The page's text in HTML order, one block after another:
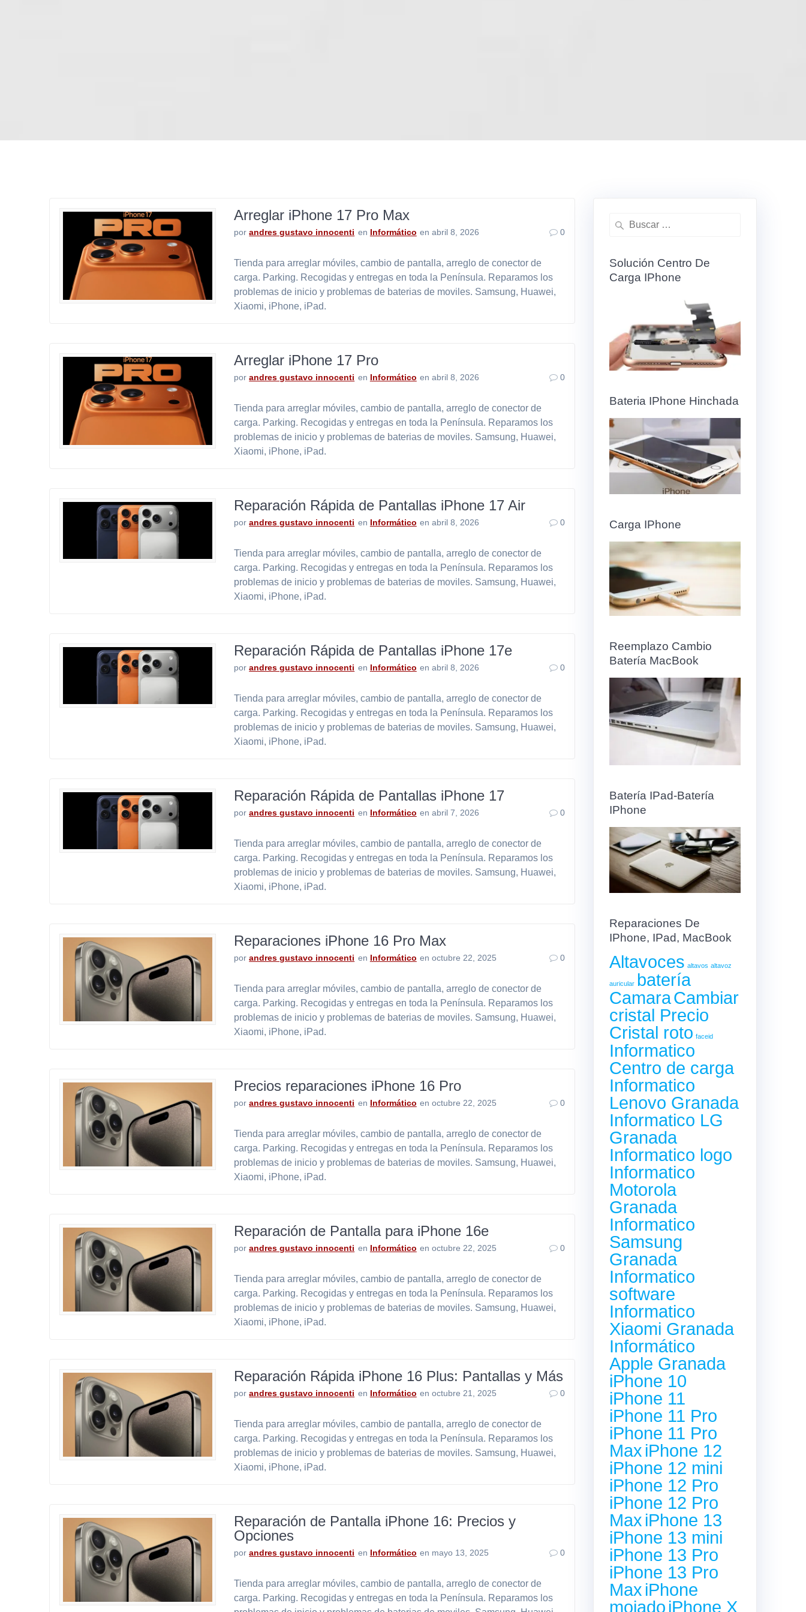
Arreglar iPhone 17 Pro Max
porandres gustavo innocenti en Informático en abril 8, 2026 0
Tienda para arreglar móviles, cambio de pantalla, arreglo de conector de
carga. Parking. Recogidas y entregas en toda la Península. Reparamos los
problemas de inicio y problemas de baterias de moviles. Samsung, Huawei,
Xiaomi, iPhone, iPad.
Arreglar iPhone 17 Pro
porandres gustavo innocenti en Informático en abril 8, 2026 0
Tienda para arreglar móviles, cambio de pantalla, arreglo de conector de
carga. Parking. Recogidas y entregas en toda la Península. Reparamos los
problemas de inicio y problemas de baterias de moviles. Samsung, Huawei,
Xiaomi, iPhone, iPad.
Reparación Rápida de Pantallas iPhone 17 Air
porandres gustavo innocenti en Informático en abril 8, 2026 0
Tienda para arreglar móviles, cambio de pantalla, arreglo de conector de
carga. Parking. Recogidas y entregas en toda la Península. Reparamos los
problemas de inicio y problemas de baterias de moviles. Samsung, Huawei,
Xiaomi, iPhone, iPad.
Reparación Rápida de Pantallas iPhone 17e
porandres gustavo innocenti en Informático en abril 8, 2026 0
Tienda para arreglar móviles, cambio de pantalla, arreglo de conector de
carga. Parking. Recogidas y entregas en toda la Península. Reparamos los
problemas de inicio y problemas de baterias de moviles. Samsung, Huawei,
Xiaomi, iPhone, iPad.
Reparación Rápida de Pantallas iPhone 17
porandres gustavo innocenti en Informático en abril 7, 2026 0
Tienda para arreglar móviles, cambio de pantalla, arreglo de conector de
carga. Parking. Recogidas y entregas en toda la Península. Reparamos los
problemas de inicio y problemas de baterias de moviles. Samsung, Huawei,
Xiaomi, iPhone, iPad.
Reparaciones iPhone 16 Pro Max
porandres gustavo innocenti en Informático en octubre 22, 2025 0
Tienda para arreglar móviles, cambio de pantalla, arreglo de conector de
carga. Parking. Recogidas y entregas en toda la Península. Reparamos los
problemas de inicio y problemas de baterias de moviles. Samsung, Huawei,
Xiaomi, iPhone, iPad.
Precios reparaciones iPhone 16 Pro
porandres gustavo innocenti en Informático en octubre 22, 2025 0
Tienda para arreglar móviles, cambio de pantalla, arreglo de conector de
carga. Parking. Recogidas y entregas en toda la Península. Reparamos los
problemas de inicio y problemas de baterias de moviles. Samsung, Huawei,
Xiaomi, iPhone, iPad.
Reparación de Pantalla para iPhone 16e
porandres gustavo innocenti en Informático en octubre 22, 2025 0
Tienda para arreglar móviles, cambio de pantalla, arreglo de conector de
carga. Parking. Recogidas y entregas en toda la Península. Reparamos los
problemas de inicio y problemas de baterias de moviles. Samsung, Huawei,
Xiaomi, iPhone, iPad.
Reparación Rápida iPhone 16 Plus: Pantallas y Más
porandres gustavo innocenti en Informático en octubre 21, 2025 0
Tienda para arreglar móviles, cambio de pantalla, arreglo de conector de
carga. Parking. Recogidas y entregas en toda la Península. Reparamos los
problemas de inicio y problemas de baterias de moviles. Samsung, Huawei,
Xiaomi, iPhone, iPad.
Reparación de Pantalla iPhone 16: Precios y
Opciones
porandres gustavo innocenti en Informático en mayo 13, 2025 0
Tienda para arreglar móviles, cambio de pantalla, arreglo de conector de
carga. Parking. Recogidas y entregas en toda la Península. Reparamos los
Buscar:
Solución Centro De
Carga IPhone
Bateria IPhone Hinchada
Carga IPhone
Reemplazo Cambio
Batería MacBook
Batería IPad-Batería
IPhone
Reparaciones De
IPhone, IPad, MacBook
Altavoces altavos altavoz
auricular batería
CamaraCambiar
cristal Precio
Cristal roto faceid
Informatico
Centro de carga
Informatico
Lenovo Granada
Informatico LG
Granada
Informatico logo
Informatico
Motorola
Granada
Informatico
Samsung
Granada
Informatico
software
Informatico
Xiaomi Granada
Informático
Apple Granada
iPhone 10
iPhone 11
iPhone 11 Pro
iPhone 11 Pro
Max iPhone 12
iPhone 12 mini
iPhone 12 Pro
iPhone 12 Pro
Max iPhone 13
iPhone 13 mini
iPhone 13 Pro
iPhone 13 Pro
Max iPhone
mojado iPhone X